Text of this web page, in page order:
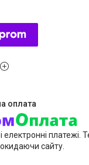
електронні платежі.
сайту.